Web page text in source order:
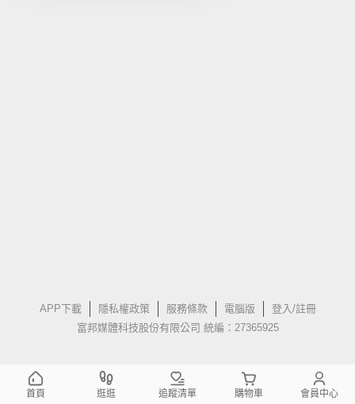
APP下載 隱私權政策 服務條款 電腦版
登入/註冊
富邦媒體科技股份有限公司 統編：27365925
首頁 逛逛 追蹤清單 購物車 會員中心